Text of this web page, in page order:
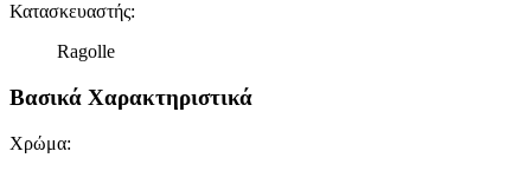
Κατασκευαστής:
Ragolle
Βασικά Χαρακτηριστικά
Χρώμα: